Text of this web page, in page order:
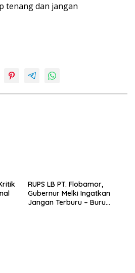
tenang dan jangan
RUPS LB PT. Flobamor,
Gubernur Melki Ingatkan
Jangan Terburu – Buru